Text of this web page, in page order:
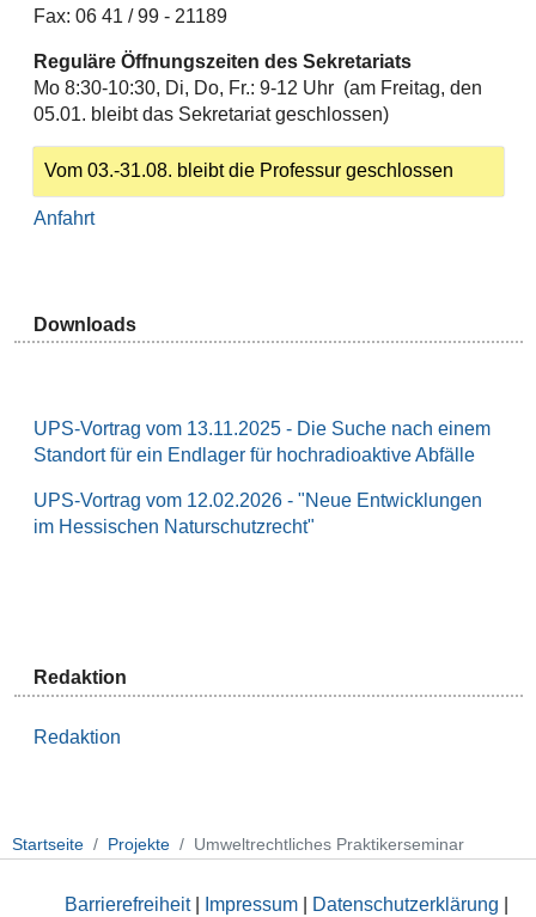
Fax: 06 41 / 99 - 21189
Reguläre Öffnungszeiten des Sekretariats
Mo 8:30-10:30, Di, Do, Fr.: 9-12 Uhr (am Freitag, den
05.01. bleibt das Sekretariat geschlossen)
Vom 03.-31.08. bleibt die Professur geschlossen
Anfahrt
Downloads
UPS-Vortrag vom 13.11.2025 - Die Suche nach einem
Standort für ein Endlager für hochradioaktive Abfälle
UPS-Vortrag vom 12.02.2026 - "Neue Entwicklungen
im Hessischen Naturschutzrecht"
Redaktion
Redaktion
Startseite Projekte Umweltrechtliches Praktikerseminar
Barrierefreiheit| Impressum Datenschutzerklärung